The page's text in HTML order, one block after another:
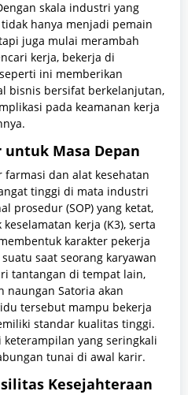
skala industri yang
hanya menjadi pemain
juga mulai merambah
kerja, bekerja di
ini memberikan
bisnis bersifat berkelanjutan,
pada keamanan kerja
Masa Depan
farmasi dan alat kesehatan
tinggi di mata industri
prosedur (SOP) yang ketat,
kerja (K3), serta
karakter pekerja
saat seorang karyawan
tantangan di tempat lain,
naungan Satoria akan
tersebut mampu bekerja
standar kualitas tinggi.
yang seringkali
tunai di awal karir.
Kesejahteraan